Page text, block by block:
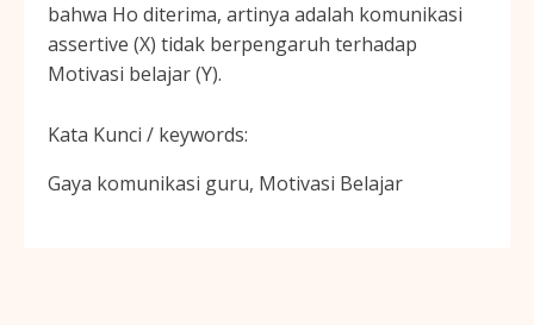
bahwa Ho diterima, artinya adalah komunikasi
assertive (X) tidak berpengaruh terhadap
Motivasi belajar (Y).
Kata Kunci / keywords:
Gaya komunikasi guru, Motivasi Belajar